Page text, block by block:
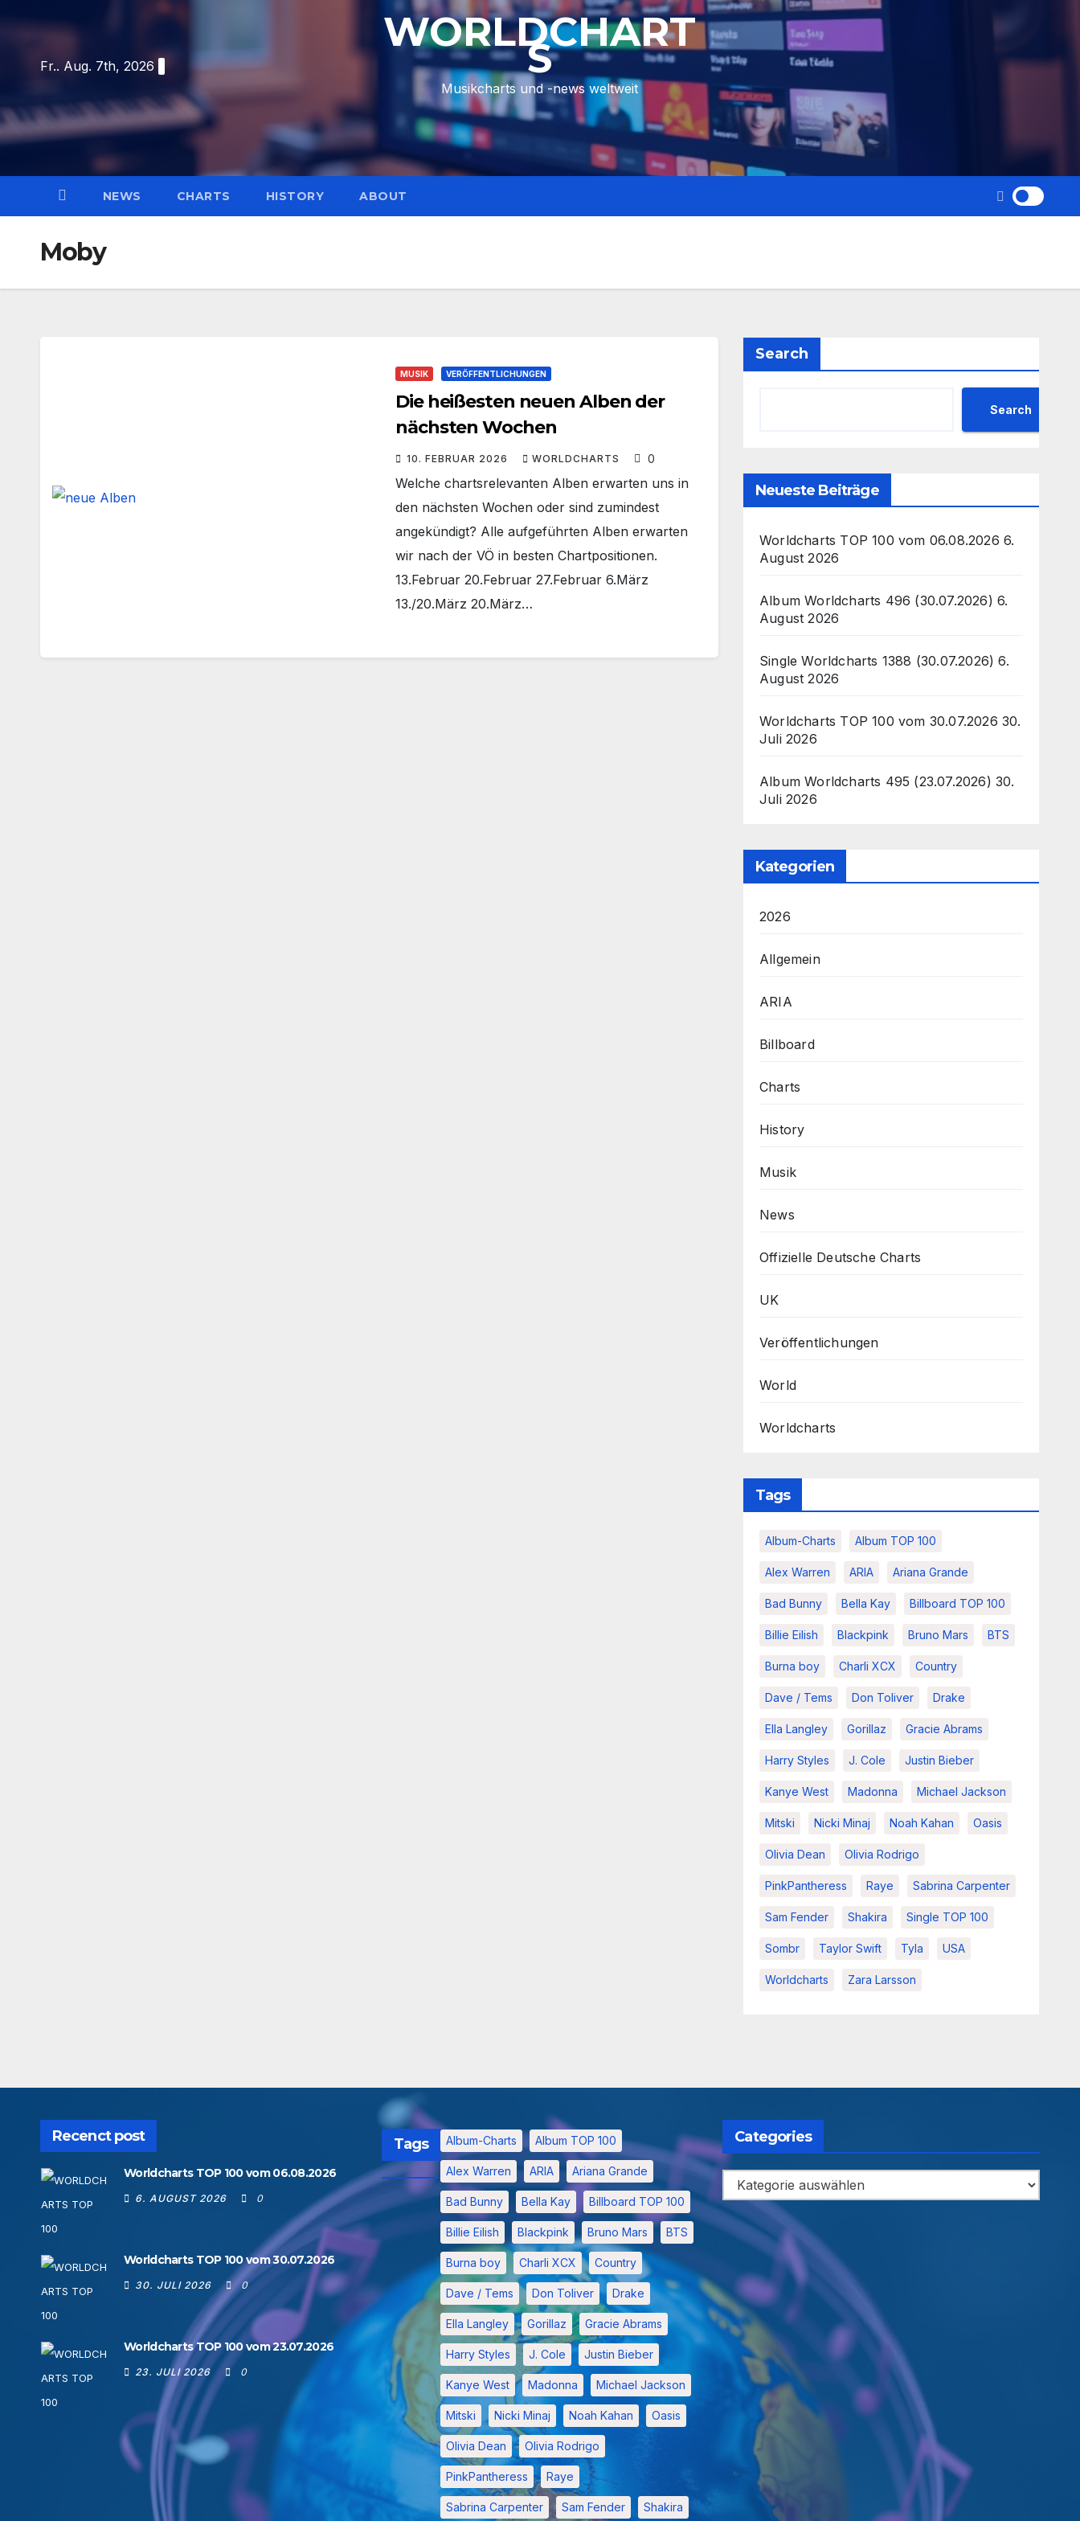
contentFr.. Aug. 7th, 2026
WORLDCHART
S
Musikcharts und -news weltweit
NEWS CHARTS HISTORY ABOUT
Moby
MUSIK VERÖFFENTLICHUNGEN
Die heißesten neuen Alben der
nächsten Wochen
10. FEBRUAR 2026 WORLDCHARTS 0
Welche chartsrelevanten Alben erwarten uns in
den nächsten Wochen oder sind zumindest
angekündigt? Alle aufgeführten Alben erwarten
wir nach der VÖ in besten Chartpositionen.
13.Februar 20.Februar 27.Februar 6.März
13./20.März 20.März…
Search
Search
Neueste Beiträge
Worldcharts TOP 100 vom 06.08.2026 6.
August 2026
Album Worldcharts 496 (30.07.2026) 6.
August 2026
Single Worldcharts 1388 (30.07.2026) 6.
August 2026
Worldcharts TOP 100 vom 30.07.2026 30.
Juli 2026
Album Worldcharts 495 (23.07.2026) 30.
Juli 2026
Kategorien
2026
Allgemein
ARIA
Billboard
Charts
History
Musik
News
Offizielle Deutsche Charts
UK
Veröffentlichungen
World
Worldcharts
Tags
Album-Charts Album TOP 100
Alex Warren ARIA Ariana Grande
Bad Bunny Bella Kay Billboard TOP 100
Billie Eilish Blackpink Bruno Mars BTS
Burna boy Charli XCX Country
Dave / Tems Don Toliver Drake
Ella Langley Gorillaz Gracie Abrams
Harry Styles J. Cole Justin Bieber
Kanye West Madonna Michael Jackson
Mitski Nicki Minaj Noah Kahan Oasis
Olivia Dean Olivia Rodrigo
PinkPantheress Raye Sabrina Carpenter
Sam Fender Shakira Single TOP 100
Sombr Taylor Swift Tyla USA
Worldcharts Zara Larsson
Recenct post
Worldcharts TOP 100 vom 06.08.2026
6. AUGUST 2026 0
Worldcharts TOP 100 vom 30.07.2026
30. JULI 2026 0
Worldcharts TOP 100 vom 23.07.2026
23. JULI 2026 0
Tags Album-Charts Album TOP 100
Alex Warren ARIA Ariana Grande
Bad Bunny Bella Kay Billboard TOP 100
Billie Eilish Blackpink Bruno Mars BTS
Burna boy Charli XCX Country
Dave / Tems Don Toliver Drake
Ella Langley Gorillaz Gracie Abrams
Harry Styles J. Cole Justin Bieber
Kanye West Madonna Michael Jackson
Mitski Nicki Minaj Noah Kahan Oasis
Olivia Dean Olivia Rodrigo
PinkPantheress Raye
Sabrina Carpenter Sam Fender Shakira
Categories
Categories